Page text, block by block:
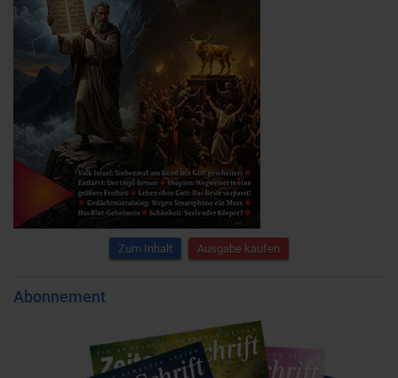
Zum Inhalt Ausgabe kaufen
Abonnement